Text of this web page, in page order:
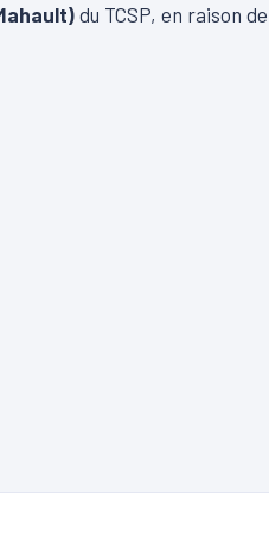
du TCSP, en raison de